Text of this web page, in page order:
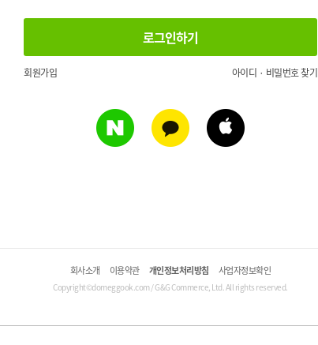
회원가입 아이디 · 비밀번호 찾기
회사소개 이용약관 개인정보처리방침 사업자정보확인
Copyright©domeggook.com / G&G Commerce, Ltd. All rights reserved.